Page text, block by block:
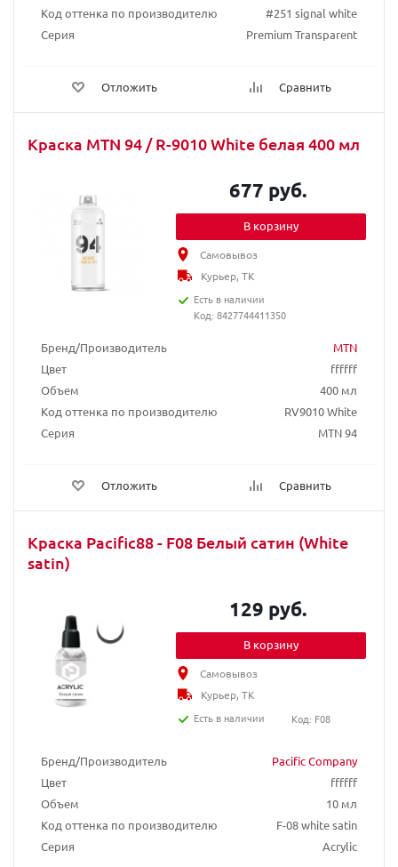
Код оттенка по производителю
#251 signal white
Серия
Premium Transparent
Отложить Сравнить
Краска MTN 94 / R-9010 White белая 400 мл
Бренд/Производитель
MTN
Цвет
ffffff
Объем
400 мл
Код оттенка по производителю
RV9010 White
Серия
MTN 94
Отложить Сравнить
677 руб.
В корзину
Самовывоз
Курьер, ТК
Есть в наличии
Код: 8427744411350
Краска Pacific88 - F08 Белый сатин (White
satin)
Бренд/Производитель
Pacific Company
Цвет
ffffff
Объем
10 мл
Код оттенка по производителю
F-08 white satin
Серия
Acrylic
129 руб.
В корзину
Самовывоз
Курьер, ТК
Есть в наличии
Код: F08